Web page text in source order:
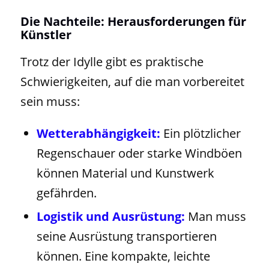
Die Nachteile: Herausforderungen für
Künstler
Trotz der Idylle gibt es praktische
Schwierigkeiten, auf die man vorbereitet
sein muss:
Wetterabhängigkeit: Ein plötzlicher
Regenschauer oder starke Windböen
können Material und Kunstwerk
gefährden.
Logistik und Ausrüstung: Man muss
seine Ausrüstung transportieren
können. Eine kompakte, leichte